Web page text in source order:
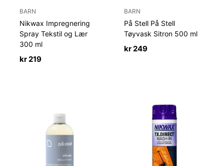
BARN
Nikwax Impregnering
Spray Tekstil og Lær
300 ml
kr219
BARN
På Stell På Stell
Tøyvask Sitron 500 ml
kr249